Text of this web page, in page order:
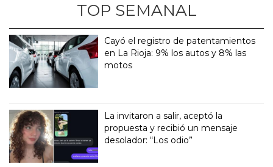
TOP SEMANAL
Cayó el registro de patentamientos
en La Rioja: 9% los autos y 8% las
motos
La invitaron a salir, aceptó la
propuesta y recibió un mensaje
desolador: “Los odio”